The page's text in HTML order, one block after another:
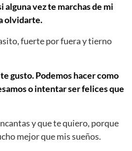
alguna vez te marchas de mi
olvidarte.
fuerte por fuera y tierno
gusto. Podemos hacer como
o intentar ser felices que
y que te quiero, porque
mejor que mis sueños.